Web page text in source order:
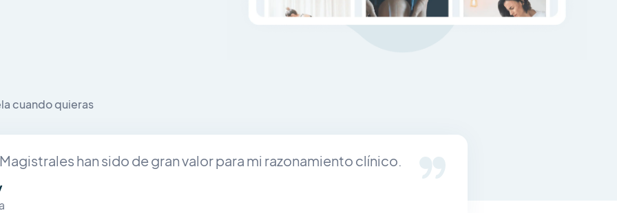
cuando quieras
han sido de gran valor para mi razonamiento clínico.